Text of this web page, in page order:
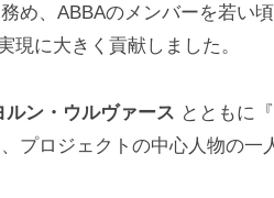
め、ABBAのメンバーを若い
現に大きく貢献しました。
ルン・ウルヴァース とともに
プロジェクトの中心人物の一